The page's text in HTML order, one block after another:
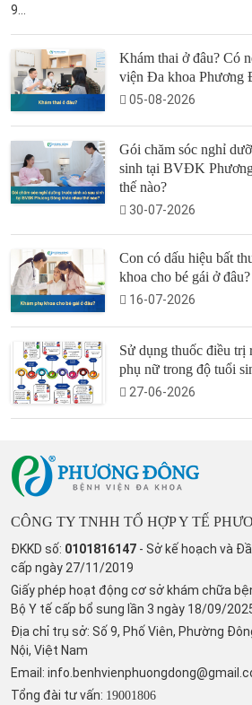
9...
Khám thai ở đâu? Có
viện Đa khoa Phương
05-08-2026
Gói chăm sóc nghỉ
sinh tại BVĐK
thế nào?
30-07-2026
Con có dấu hiệu bất
khoa cho bé gái ở đâu?
16-07-2026
Sử dụng thuốc điều trị
phụ nữ trong độ tuổi
27-06-2026
CÔNG TY TNHH TỔ HỢP Y TẾ
ĐKKD số: 0101816147 - Sở kế hoạch và
cấp ngày 27/11/2019
Giấy phép hoạt động cơ sở khám chữa
Bộ Y tế cấp bổ sung lần 3 ngày 18/09/
Địa chỉ trụ sở: Số 9, Phố Viên, Phường
Nội, Việt Nam
Email:
Tổng đài tư vấn: 19001806